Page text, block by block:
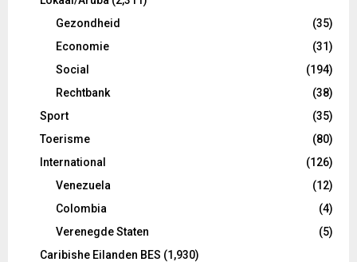
Gezondheid
(35)
Economie
(31)
Social
(194)
Rechtbank
(38)
Sport
(35)
Toerisme
(80)
International
(126)
Venezuela
(12)
Colombia
(4)
Verenegde Staten
(5)
Caribishe Eilanden BES (1,930)